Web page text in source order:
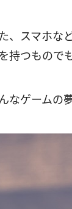
、スマホな
持つもので
なゲームの